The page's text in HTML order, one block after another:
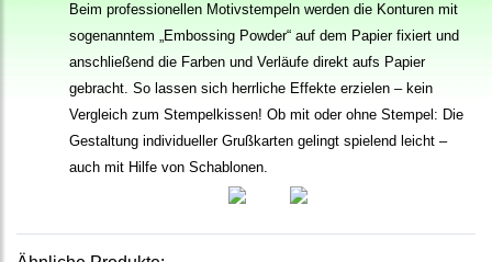
Beim professionellen Motivstempeln werden die Konturen mit
sogenanntem „Embossing Powder“ auf dem Papier fixiert und
anschließend die Farben und Verläufe direkt aufs Papier
gebracht. So lassen sich herrliche Effekte erzielen – kein
Vergleich zum Stempelkissen! Ob mit oder ohne Stempel: Die
Gestaltung individueller Grußkarten gelingt spielend leicht –
auch mit Hilfe von Schablonen.